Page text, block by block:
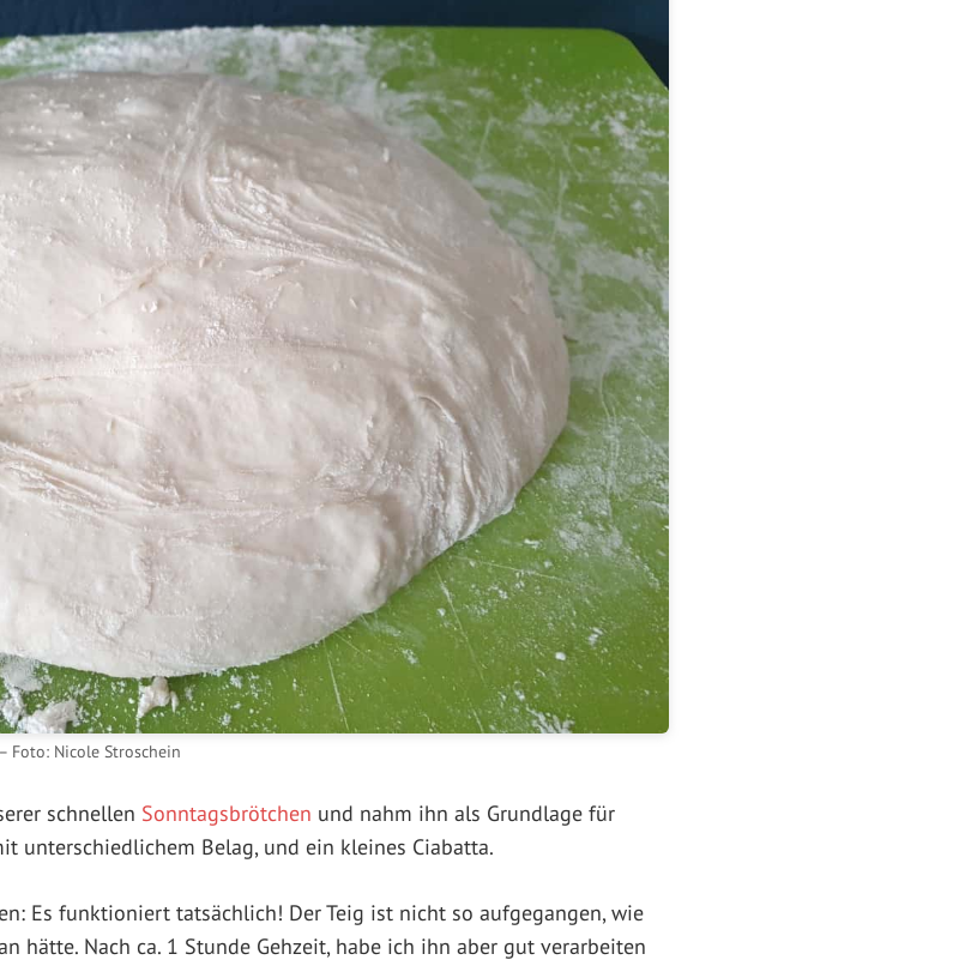
Foto: Nicole Stroschein
schnellen Sonntagsbrötchen und nahm ihn als Grundlage für
unterschiedlichem Belag, und ein kleines Ciabatta.
Es funktioniert tatsächlich! Der Teig ist nicht so aufgegangen, wie
hätte. Nach ca. 1 Stunde Gehzeit, habe ich ihn aber gut verarbeiten